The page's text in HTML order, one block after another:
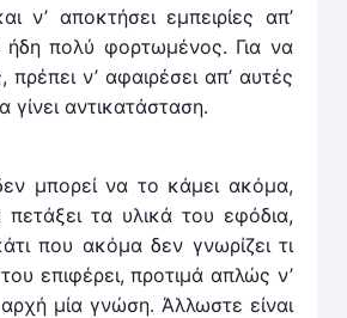
ν’ απο­κτήσει εμπειρίες απ’
ήδη πολύ φορτωμέ­νος. Για να
πρέπει ν’ αφαιρέσει απ’ αυτές
γίνει αντικατάσταση.
μπορεί να το κάμει ακόμα,
τα υλικά του εφόδια,
που ακόμα δεν γνωρίζει τι
του επιφέρει, προτιμά απλώς ν’
μία γνώση. Άλλωστε είναι